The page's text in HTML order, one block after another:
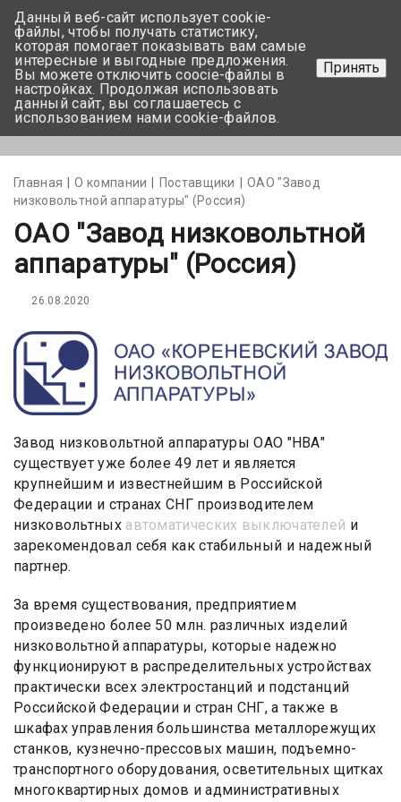
+375 17-350-99-56
+375 44-752-82-08
Задать вопрос
Главная О компании Поставщики
ОАО "Завод
низковольтной аппаратуры" (Россия)
ОАО "Завод низковольтной
аппаратуры" (Россия)
26.08.2020
Завод низковольтной аппаратуры ОАО "НВА"
существует уже более 49 лет и является
крупнейшим и известнейшим в Российской
Федерации и странах СНГ производителем
низковольтных автоматических выключателей и
зарекомендовал себя как стабильный и надежный
партнер.
За время существования, предприятием
произведено более 50 млн. различных изделий
низковольтной аппаратуры, которые надежно
функционируют в распределительных устройствах
практически всех электростанций и подстанций
Российской Федерации и стран СНГ, а также в
шкафах управления большинства металлорежущих
станков, кузнечно-прессовых машин, подъемно-
транспортного оборудования, осветительных щитках
многоквартирных домов и административных
Данный веб-сайт использует cookie-
файлы, чтобы получать статистику,
которая помогает показывать вам самые
интересные и выгодные предложения.
Вы можете отключить coocie-файлы в
настройках. Продолжая использовать
данный сайт, вы соглашаетесь с
использованием нами cookie-файлов.
Принять